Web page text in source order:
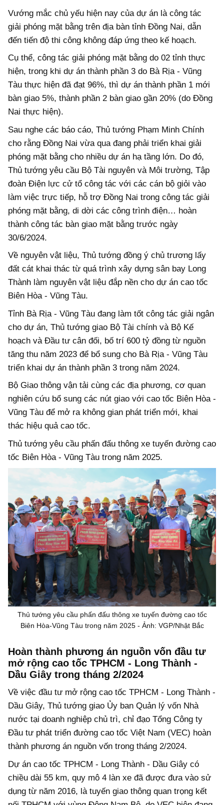
Vướng mắc chủ yếu hiện nay của dự án là công tác
giải phóng mặt bằng trên địa bàn tỉnh Đồng Nai, dẫn
đến tiến độ thi công không đáp ứng theo kế hoạch.
Cụ thể, công tác giải phóng mặt bằng do 02 tỉnh thực
hiện, trong khi dự án thành phần 3 do Bà Rịa - Vũng
Tàu thực hiện đã đạt 96%, thì dự án thành phần 1 mới
bàn giao 5%, thành phần 2 bàn giao gần 20% (do Đồng
Nai thực hiện).
Sau nghe các báo cáo, Thủ tướng Phạm Minh Chính
cho rằng Đồng Nai vừa qua đang phải triển khai giải
phóng mặt bằng cho nhiều dự án hạ tầng lớn. Do đó,
Thủ tướng yêu cầu Bộ Tài nguyên và Môi trường, Tập
đoàn Điện lực cử tổ công tác với các cán bộ giỏi vào
làm việc trực tiếp, hỗ trợ Đồng Nai trong công tác giải
phóng mặt bằng, di dời các công trình điện… hoàn
thành công tác bàn giao mặt bằng trước ngày
30/6/2024.
Về nguyên vật liệu, Thủ tướng đồng ý chủ trương lấy
đất cát khai thác từ quá trình xây dựng sân bay Long
Thành làm nguyên vật liệu đắp nền cho dự án cao tốc
Biên Hòa - Vũng Tàu.
Tỉnh Bà Rịa - Vũng Tàu đang làm tốt công tác giải ngân
cho dự án, Thủ tướng giao Bộ Tài chính và Bộ Kế
hoạch và Đầu tư cân đối, bố trí 600 tỷ đồng từ nguồn
tăng thu năm 2023 để bổ sung cho Bà Rịa - Vũng Tàu
triển khai dự án thành phần 3 trong năm 2024.
Bộ Giao thông vận tải cùng các địa phương, cơ quan
nghiên cứu bổ sung các nút giao với cao tốc Biên Hòa -
Vũng Tàu để mở ra không gian phát triển mới, khai
thác hiệu quả cao tốc.
Thủ tướng yêu cầu phấn đấu thông xe tuyến đường cao
tốc Biên Hòa - Vũng Tàu trong năm 2025.
Thủ tướng yêu cầu phấn đấu thông xe tuyến đường cao tốc
Biên Hòa-Vũng Tàu trong năm 2025 - Ảnh: VGP/Nhật Bắc
Hoàn thành phương án nguồn vốn đầu tư
mở rộng cao tốc TPHCM - Long Thành -
Dầu Giây trong tháng 2/2024
Về việc đầu tư mở rộng cao tốc TPHCM - Long Thành -
Dầu Giây, Thủ tướng giao Ủy ban Quản lý vốn Nhà
nước tại doanh nghiệp chủ trì, chỉ đạo Tổng Công ty
Đầu tư phát triển đường cao tốc Việt Nam (VEC) hoàn
thành phương án nguồn vốn trong tháng 2/2024.
Dự án cao tốc TPHCM - Long Thành - Dầu Giây có
chiều dài 55 km, quy mô 4 làn xe đã được đưa vào sử
dụng từ năm 2016, là tuyến giao thông quan trọng kết